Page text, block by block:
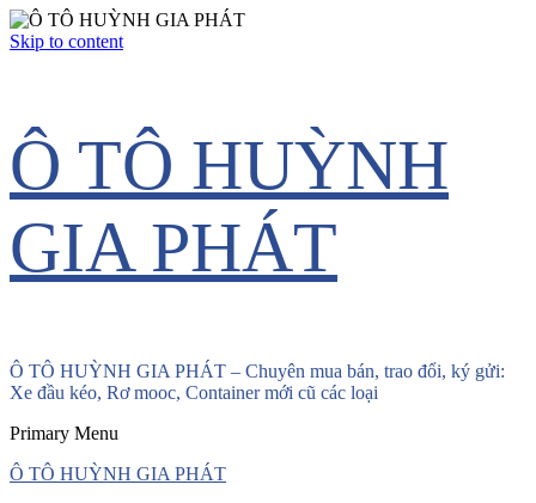
Skip to content
Ô TÔ HUỲNH
GIA PHÁT
Ô TÔ HUỲNH GIA PHÁT – Chuyên mua bán, trao đổi, ký gửi:
Xe đầu kéo, Rơ mooc, Container mới cũ các loại
Primary Menu
Ô TÔ HUỲNH GIA PHÁT